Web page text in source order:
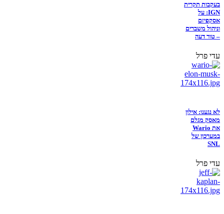
בעקבות תקרית
IGN: על
אסקפיזם
וניהול משברים
– טור דעה
עדי פרל
לא נגענו: אילון
מאסק מגלם
את Wario
במערכון של
SNL
עדי פרל